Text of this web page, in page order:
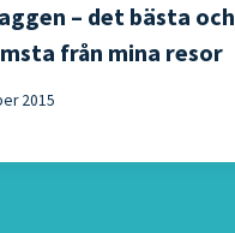
– det bästa och
från mina resor
2015